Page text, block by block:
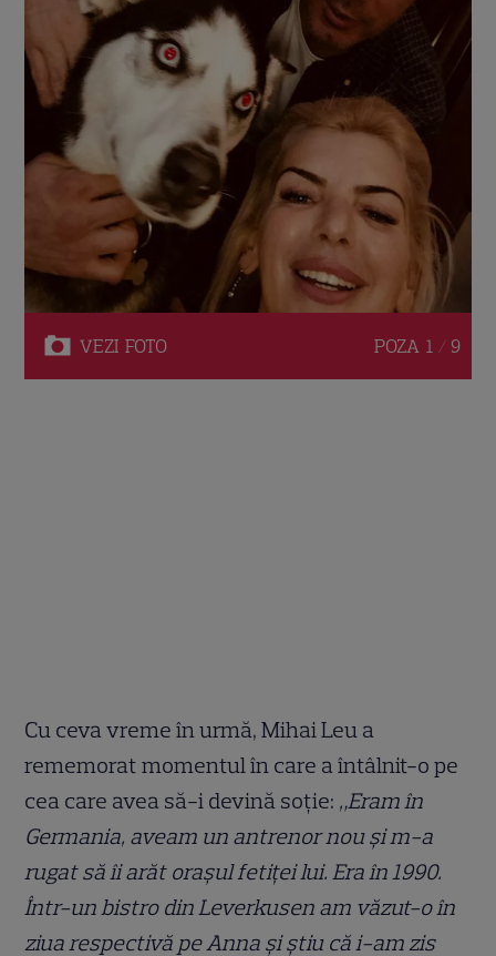
VEZI FOTO POZA 1 / 9
Cu ceva vreme în urmă, Mihai Leu a
rememorat momentul în care a întâlnit-o pe
cea care avea să-i devină soție: „Eram în
Germania, aveam un antrenor nou și m-a
rugat să îi arăt orașul fetiței lui. Era în 1990.
Într-un bistro din Leverkusen am văzut-o în
ziua respectivă pe Anna și știu că i-am zis